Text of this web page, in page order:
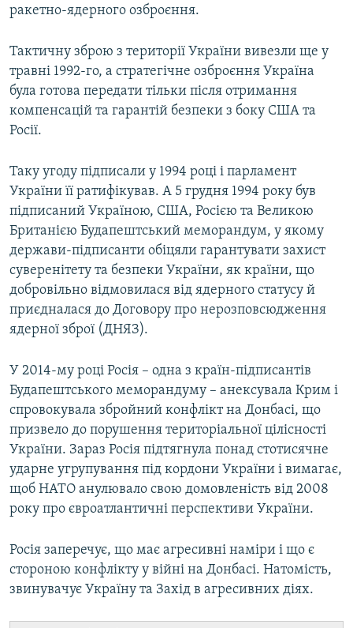
ракетно-ядерного озброєння.
Тактичну зброю з території України вивезли ще у
травні 1992-го, а стратегічне озброєння Україна
була готова передати тільки після отримання
компенсацій та гарантій безпеки з боку США та
Росії.
Таку угоду підписали у 1994 році і парламент
України її ратифікував. А 5 грудня 1994 року був
підписаний Україною, США, Росією та Великою
Британією Будапештський меморандум, у якому
держави-підписанти обіцяли гарантувати захист
суверенітету та безпеки України, як країни, що
добровільно відмовилася від ядерного статусу й
приєдналася до Договору про нерозповсюдження
ядерної зброї (ДНЯЗ).
У 2014-му році Росія – одна з країн-підписантів
Будапештського меморандуму – анексувала Крим і
спровокувала збройний конфлікт на Донбасі, що
призвело до порушення територіальної цілісності
України. Зараз Росія підтягнула понад стотисячне
ударне угрупування під кордони України і вимагає,
щоб НАТО анулювало свою домовленість від 2008
року про євроатлантичні перспективи України.
Росія заперечує, що має агресивні наміри і що є
стороною конфлікту у війні на Донбасі. Натомість,
звинувачує Україну та Захід в агресивних діях.